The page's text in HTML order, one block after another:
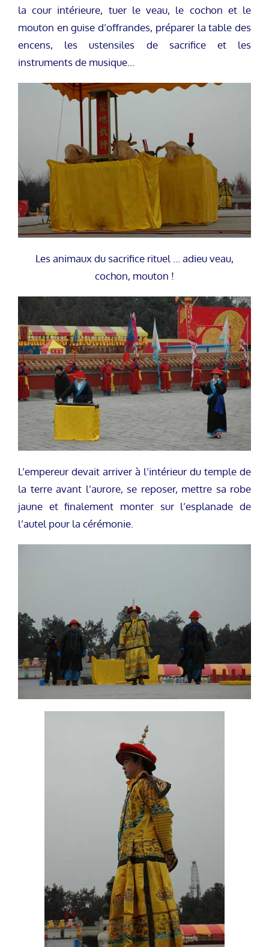
la cour intérieure, tuer le veau, le cochon et le
mouton en guise d’offrandes, préparer la table des
encens, les ustensiles de sacrifice et les
instruments de musique…
Les animaux du sacrifice rituel … adieu veau,
cochon, mouton !
L’empereur devait arriver à l’intérieur du temple de
la terre avant l’aurore, se reposer, mettre sa robe
jaune et finalement monter sur l’esplanade de
l’autel pour la cérémonie.